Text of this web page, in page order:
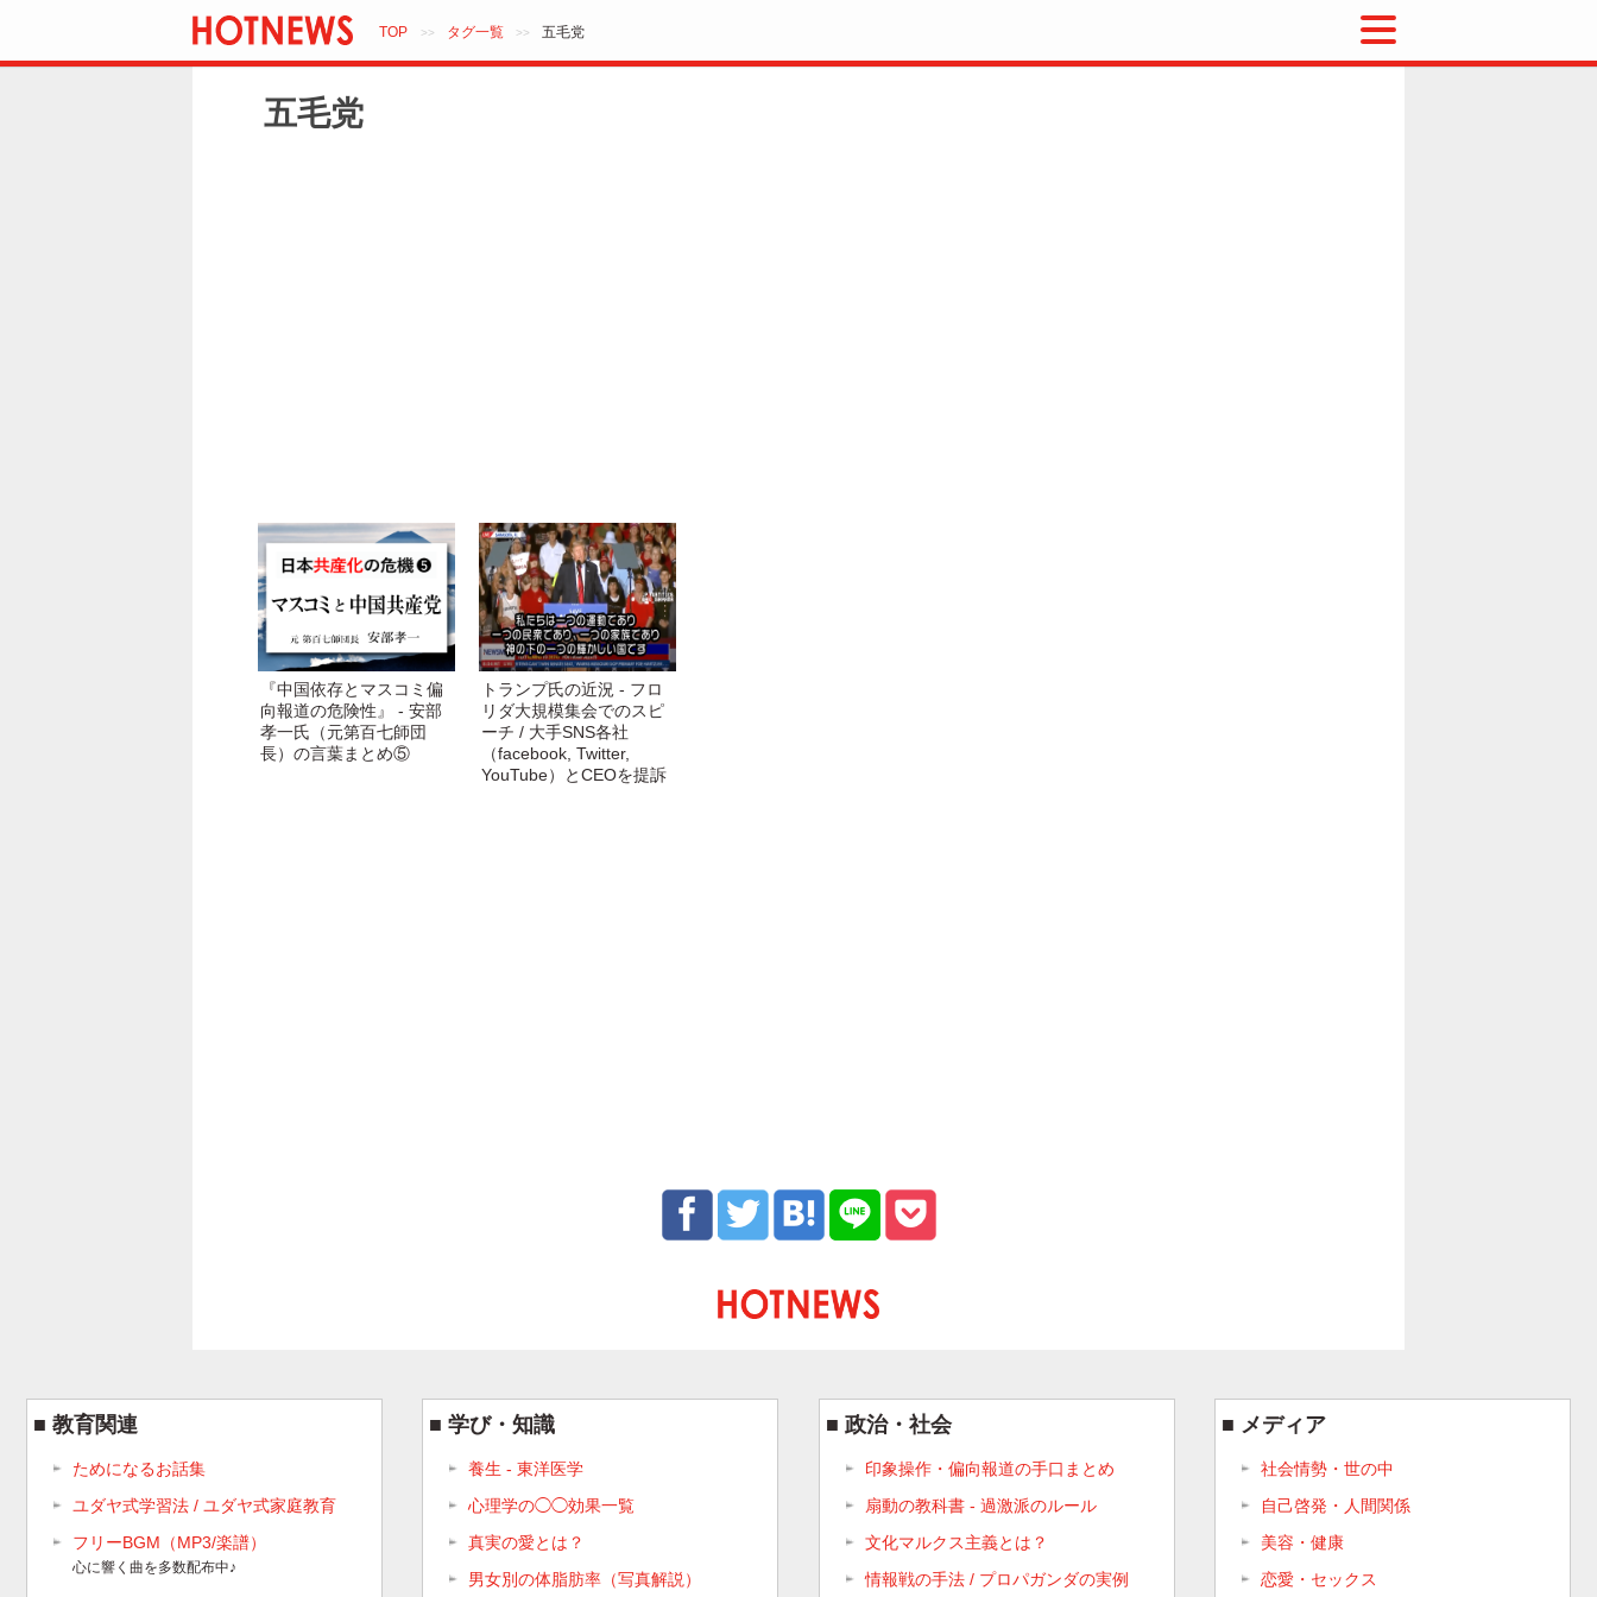
TOP >> タグ一覧 >> 五毛党
五毛党
『中国依存とマスコミ偏
向報道の危険性』 - 安部
孝一氏（元第百七師団
長）の言葉まとめ⑤
トランプ氏の近況 - フロ
リダ大規模集会でのスピ
ーチ / 大手SNS各社
（facebook, Twitter,
YouTube）とCEOを提訴
教育関連
ためになるお話集
ユダヤ式学習法 / ユダヤ式家庭教育
フリーBGM（MP3/楽譜）
心に響く曲を多数配布中♪
学び・知識
養生 - 東洋医学
心理学の◯◯効果一覧
真実の愛とは？
男女別の体脂肪率（写真解説）
政治・社会
印象操作・偏向報道の手口まとめ
扇動の教科書 - 過激派のルール
文化マルクス主義とは？
情報戦の手法 / プロパガンダの実例
メディア
社会情勢・世の中
自己啓発・人間関係
美容・健康
恋愛・セックス